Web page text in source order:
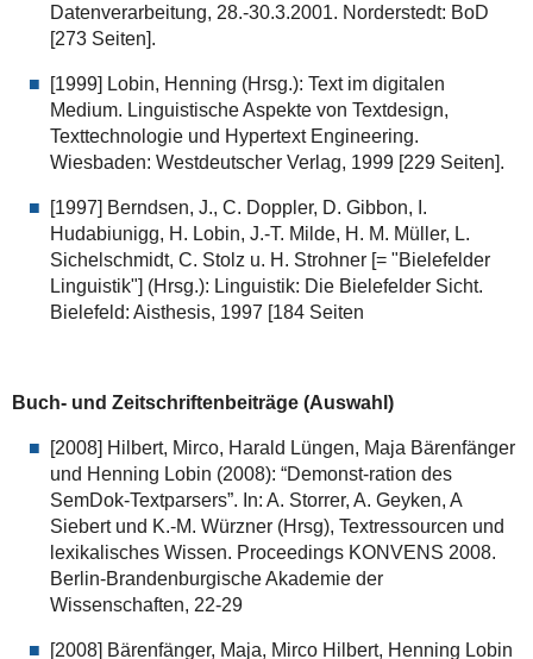
Datenverarbeitung, 28.-30.3.2001. Norderstedt: BoD
[273 Seiten].
[1999] Lobin, Henning (Hrsg.): Text im digitalen
Medium. Linguistische Aspekte von Textdesign,
Texttechnologie und Hypertext Engineering.
Wiesbaden: Westdeutscher Verlag, 1999 [229 Seiten].
[1997] Berndsen, J., C. Doppler, D. Gibbon, I.
Hudabiunigg, H. Lobin, J.-T. Milde, H. M. Müller, L.
Sichelschmidt, C. Stolz u. H. Strohner [= "Bielefelder
Linguistik"] (Hrsg.): Linguistik: Die Bielefelder Sicht.
Bielefeld: Aisthesis, 1997 [184 Seiten
Buch- und Zeitschriftenbeiträge (Auswahl)
[2008] Hilbert, Mirco, Harald Lüngen, Maja Bärenfänger
und Henning Lobin (2008): “Demonst-ration des
SemDok-Textparsers”. In: A. Storrer, A. Geyken, A
Siebert und K.-M. Würzner (Hrsg), Textressourcen und
lexikalisches Wissen. Proceedings KONVENS 2008.
Berlin-Brandenburgische Akademie der
Wissenschaften, 22-29
[2008] Bärenfänger, Maja, Mirco Hilbert, Henning Lobin